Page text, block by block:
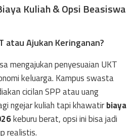
Kuliah & Opsi Beasiswa
atau Ajukan Keringanan?
mengajukan penyesuaian UKT
keluarga. Kampus swasta
cicilan SPP atau uang
ngejar kuliah tapi khawatirbiaya
keburu berat, opsi ini bisa jadi
realistis.